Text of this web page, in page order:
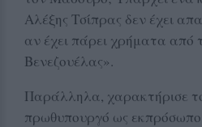
Αλέξης Τσίπρας δεν έχει
αν έχει πάρει χρήματα από
Βενεζουέλας».
Παράλληλα, χαρακτήρισε
πρωθυπουργό ως εκπρόσωπο